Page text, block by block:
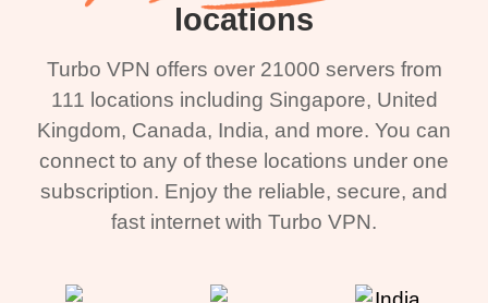
locations
Turbo VPN offers over 21000 servers from
111 locations including Singapore, United
Kingdom, Canada, India, and more. You can
connect to any of these locations under one
subscription. Enjoy the reliable, secure, and
fast internet with Turbo VPN.